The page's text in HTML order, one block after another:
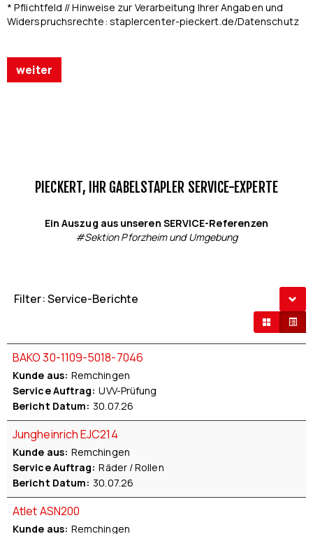
* Pflichtfeld // Hinweise zur Verarbeitung Ihrer Angaben und
Widerspruchsrechte: staplercenter-pieckert.de/Datenschutz
weiter
PIECKERT, IHR GABELSTAPLER SERVICE-EXPERTE
Ein Auszug aus unseren SERVICE-Referenzen
#Sektion Pforzheim und Umgebung
Filter: Service-Berichte
BAKO 30-1109-5018-7046
Kunde aus Remchingen
Service Auftrag
UVV-Prüfung
Bericht Datum
30.07.26
Jungheinrich EJC214
Kunde aus Remchingen
Service Auftrag
Räder / Rollen
Bericht Datum
30.07.26
Atlet ASN200
Kunde aus Remchingen